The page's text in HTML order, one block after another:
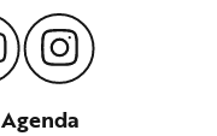
Agenda